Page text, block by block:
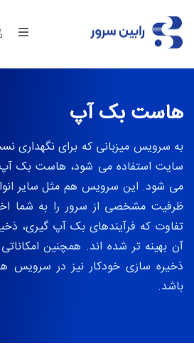
هاست بک آپ
به سرویس میزبانی که برای نگهداری
سایت استفاده می شود، هاست بک آپ
می شود. این سرویس هم مثل سایر
ظرفیت مشخصی از سرور را به شما
تفاوت که فرآیندهای بک آپ گیری،
آن بهینه تر شده اند. همچنین
ذخیره سازی خودکار نیز در
باشد.